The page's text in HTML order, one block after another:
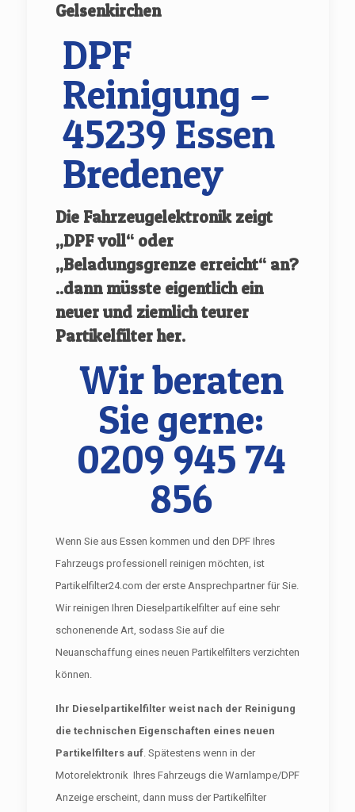
Gelsenkirchen
DPF
Reinigung –
45239 Essen
Bredeney
Die Fahrzeugelektronik zeigt
„DPF voll“ oder
„Beladungsgrenze erreicht“ an?
..dann müsste eigentlich ein
neuer und ziemlich teurer
Partikelfilter her.
Wir beraten
Sie gerne:
0209 945 74
856
Wenn Sie aus Essen kommen und den DPF Ihres
Fahrzeugs professionell reinigen möchten, ist
Partikelfilter24.com der erste Ansprechpartner für Sie.
Wir reinigen Ihren Dieselpartikelfilter auf eine sehr
schonenende Art, sodass Sie auf die
Neuanschaffung eines neuen Partikelfilters verzichten
können.
Ihr Dieselpartikelfilter weist nach der Reinigung
die technischen Eigenschaften eines neuen
Partikelfilters auf. Spätestens wenn in der
Motorelektronik Ihres Fahrzeugs die Warnlampe/DPF
Anzeige erscheint, dann muss der Partikelfilter